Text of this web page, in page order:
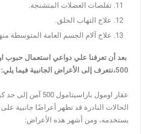
تقلصات العضلات المتشنجة.
علاج التهاب الحلق.
علاج آلام الجسم العامة المتوسطة
بعد أن تعرفنا علي دواعي استعمال حبوب
500،نتعرف إلى الأعراض الجانبية فيما يلي:
عقار اومول
الحالات النادرة قد تظهر أعراضًا جانبية
يستخدمه، ومن أشهر هذه الأعراض: